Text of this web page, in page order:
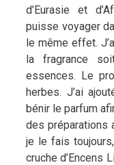
d’Eurasie et
puisse voyager
le même effet.
la fragrance
essences. Le
herbes. J’ai
bénir le parfum
des préparations
je le fais
cruche d’Encens